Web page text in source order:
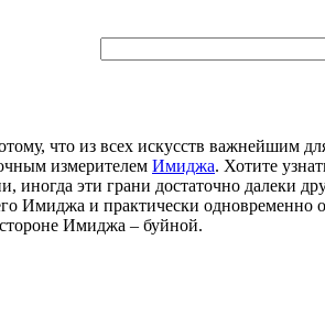
что из всех искусств важнейшим
измерителем Имиджа. Хотите
иногда эти грани достаточно далеки
Имиджа и практически
Имиджа – буйной.